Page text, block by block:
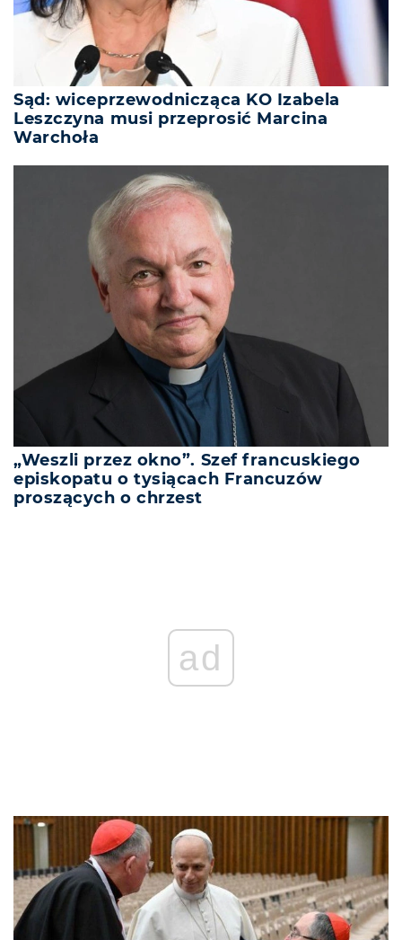
Sąd: wiceprzewodnicząca KO Izabela
Leszczyna musi przeprosić Marcina
Warchoła
„Weszli przez okno”. Szef francuskiego
episkopatu o tysiącach Francuzów
proszących o chrzest
ad